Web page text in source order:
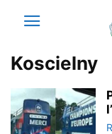
Koscielny